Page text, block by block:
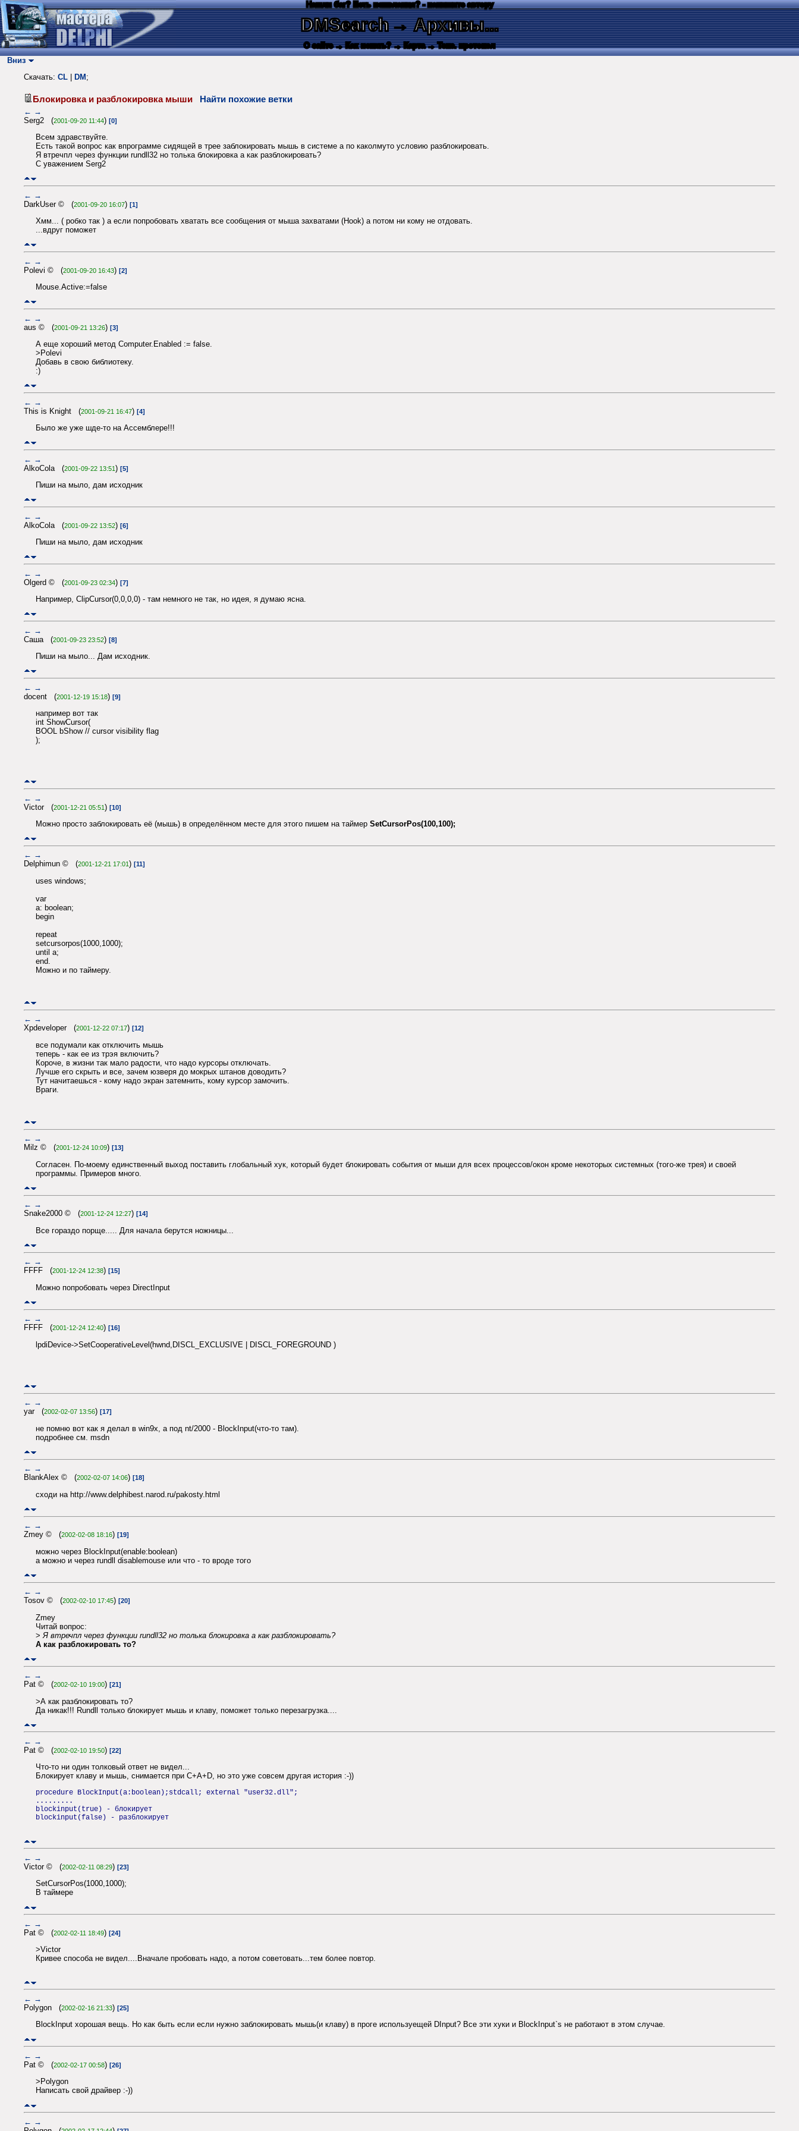
Нашли баг? Есть пожелания? - напишите автору
DMSearch→ Архивы...
О сайте → Как искать? → Карта → Текс. протокол
Вниз
Скачать: CL DM ;
Блокировка и разблокировка мыши Найти похожие ветки
← →
Serg2 (2001-09-20 11:44) [0]
Всем здравствуйте.
Есть такой вопрос как впрограмме сидящей в трее заблокировать мышь в системе а по каколмуто условию разблокировать.
Я втречпл через функции rundll32 но толька блокировка а как разблокировать?
С уважением Serg2
← →
DarkUser © (2001-09-20 16:07) [1]
Хмм... ( робко так ) а если попробовать хватать все сообщения от мыша захватами (Hook) а потом ни кому не отдовать.
...вдруг поможет
← →
Polevi © (2001-09-20 16:43) [2]
Mouse.Active:=false
← →
aus © (2001-09-21 13:26) [3]
А еще хороший метод Computer.Enabled := false.
>Polevi
Добавь в свою библиотеку.
:)
← →
This is Knight (2001-09-21 16:47) [4]
Было же уже шде-то на Ассемблере!!!
← →
AlkoCola (2001-09-22 13:51) [5]
Пиши на мыло, дам исходник
← →
AlkoCola (2001-09-22 13:52) [6]
Пиши на мыло, дам исходник
← →
Olgerd © (2001-09-23 02:34) [7]
Например, ClipCursor(0,0,0,0) - там немного не так, но идея, я думаю ясна.
← →
Саша (2001-09-23 23:52) [8]
Пиши на мыло... Дам исходник.
← →
docent (2001-12-19 15:18) [9]
например вот так
int ShowCursor(
BOOL bShow // cursor visibility flag
);
← →
Victor (2001-12-21 05:51) [10]
Можно просто заблокировать её (мышь) в определённом месте для этого пишем на таймер SetCursorPos(100,100);
← →
Delphimun © (2001-12-21 17:01) [11]
uses windows;
var
a: boolean;
begin
repeat
setcursorpos(1000,1000);
until a;
end.
Можно и по таймеру.
← →
Xpdeveloper (2001-12-22 07:17) [12]
все подумали как отключить мышь
теперь - как ее из трэя включить?
Короче, в жизни так мало радости, что надо курсоры отключать.
Лучше его скрыть и все, зачем юзверя до мокрых штанов доводить?
Тут начитаешься - кому надо экран затемнить, кому курсор замочить.
Враги.
← →
Milz © (2001-12-24 10:09) [13]
Согласен. По-моему единственный выход поставить глобальный хук, который будет блокировать события от мыши для всех процессов/окон кроме некоторых системных (того-же трея) и своей
программы. Примеров много.
← →
Snake2000 © (2001-12-24 12:27) [14]
Все гораздо порще..... Для начала берутся ножницы...
← →
FFFF (2001-12-24 12:38) [15]
Можно попробовать через DirectInput
← →
FFFF (2001-12-24 12:40) [16]
lpdiDevice->SetCooperativeLevel(hwnd,DISCL_EXCLUSIVE | DISCL_FOREGROUND )
← →
yar (2002-02-07 13:56) [17]
не помню вот как я делал в win9x, а под nt/2000 - BlockInput(что-то там).
подробнее см. msdn
← →
BlankAlex © (2002-02-07 14:06) [18]
сходи на http://www.delphibest.narod.ru/pakosty.html
← →
Zmey © (2002-02-08 18:16) [19]
можно через BlockInput(enable:boolean)
а можно и через rundll disablemouse или что - то вроде того
← →
Tosov © (2002-02-10 17:45) [20]
Zmey
Читай вопрос:
> Я втречпл через функции rundll32 но толька блокировка а как разблокировать?
А как разблокировать то?
← →
Pat © (2002-02-10 19:00) [21]
>А как разблокировать то?
Да никак!!! Rundll только блокирует мышь и клаву, поможет только перезагрузка....
← →
Pat © (2002-02-10 19:50) [22]
Что-то ни один толковый ответ не видел...
Блокирует клаву и мышь, снимается при C+A+D, но это уже совсем другая история :-))
procedure BlockInput(a:boolean);stdcall; external "user32.dll";
.........
blockinput(true) - блокирует
blockinput(false) - разблокирует
← →
Victor © (2002-02-11 08:29) [23]
SetCursorPos(1000,1000);
В таймере
← →
Pat © (2002-02-11 18:49) [24]
>Victor
Кривее способа не видел....Вначале пробовать надо, а потом советовать...тем более повтор.
← →
Polygon (2002-02-16 21:33) [25]
BlockInput хорошая вещь. Но как быть если если нужно заблокировать мышь(и клаву) в проге используещей DInput? Все эти хуки и BloсkInput`s не работают в этом случае.
← →
Pat © (2002-02-17 00:58) [26]
>Polygon
Написать свой драйвер :-))
← →